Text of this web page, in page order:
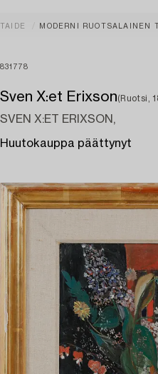
TAIDE MODERNI RUOTSALAINEN
831778
Sven X:et Erixson(Ruotsi,
SVEN X:ET ERIXSON,
Huutokauppa päättynyt